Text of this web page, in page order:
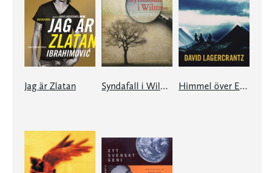
Jag är Zlatan Syndafall i Wilmslow Himmel över Everest